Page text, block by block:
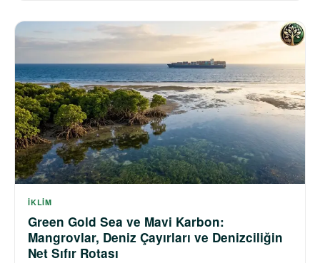
İKLIM
Green Gold Sea ve Mavi Karbon:
Mangrovlar, Deniz Çayırları ve Denizciliğin
Net Sıfır Rotası